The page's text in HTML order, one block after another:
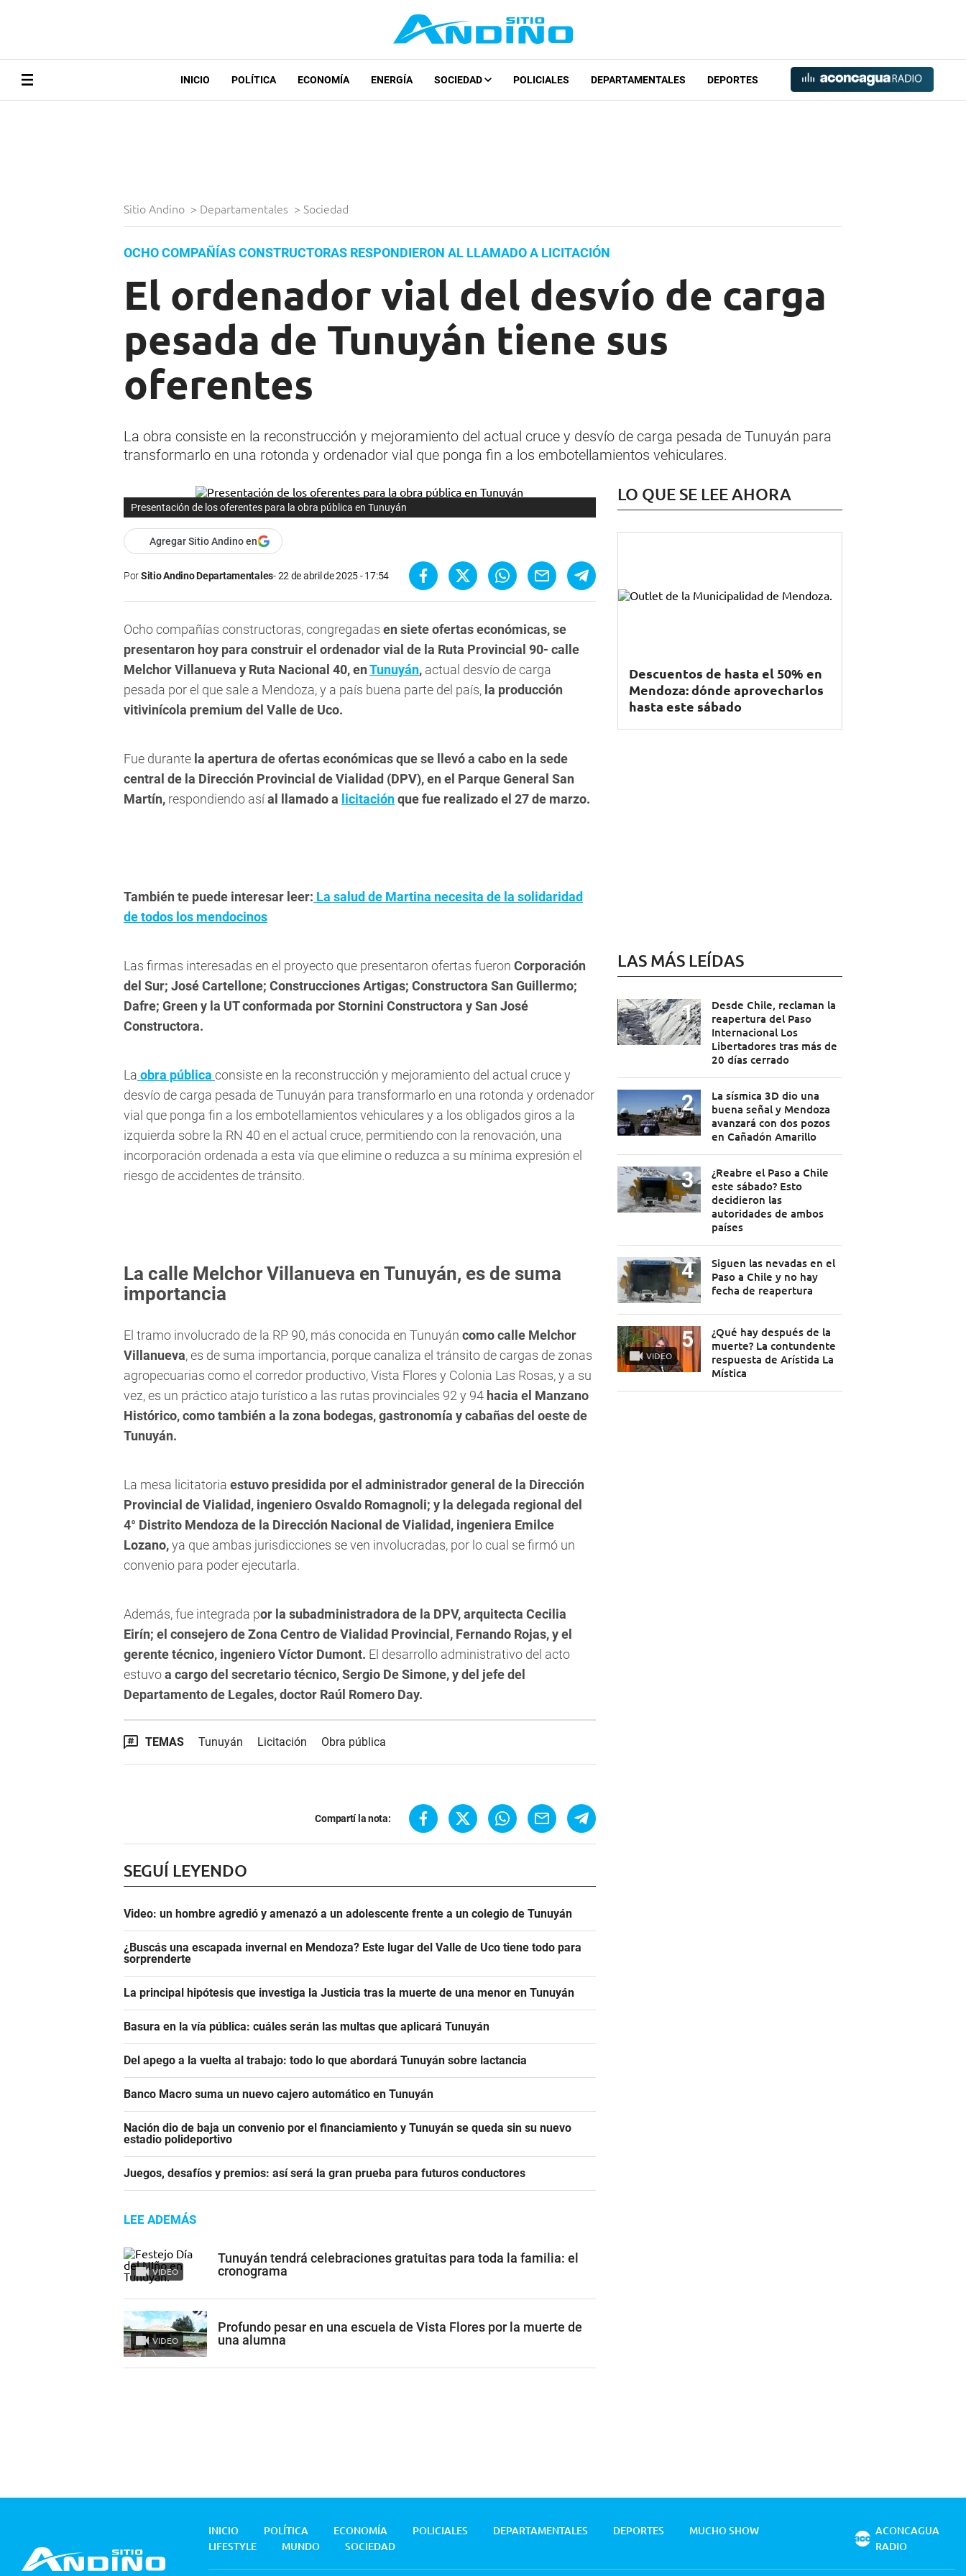
INICIO POLÍTICA ECONOMÍA ENERGÍA SOCIEDAD POLICIALES DEPARTAMENTALES DEPORTES
Sitio Andino > Departamentales > Sociedad
OCHO COMPAÑÍAS CONSTRUCTORAS RESPONDIERON AL LLAMADO A LICITACIÓN
El ordenador vial del desvío de carga
pesada de Tunuyán tiene sus
oferentes
La obra consiste en la reconstrucción y mejoramiento del actual cruce y desvío de carga pesada de Tunuyán para
transformarlo en una rotonda y ordenador vial que ponga fin a los embotellamientos vehiculares.
Presentación de los oferentes para la obra pública en Tunuyán
Agregar Sitio Andino en
PorSitio Andino Departamentales 22 de abril de 2025 - 17:54
Ocho compañías constructoras, congregadas en siete ofertas económicas, se
presentaron hoy para construir el ordenador vial de la Ruta Provincial 90- calle
Melchor Villanueva y Ruta Nacional 40, enTunuyán, actual desvío de carga
pesada por el que sale a Mendoza, y a país buena parte del país, la producción
vitivinícola premium del Valle de Uco.
Fue durante la apertura de ofertas económicas que se llevó a cabo en la sede
central de la Dirección Provincial de Vialidad (DPV), en el Parque General San
Martín, respondiendo asíal llamado a licitaciónque fue realizado el 27 de marzo.
También te puede interesar leer: La salud de Martina necesita de la solidaridad
de todos los mendocinos
Las firmas interesadas en el proyecto que presentaron ofertas fueron Corporación
del Sur; José Cartellone; Construcciones Artigas; Constructora San Guillermo;
Dafre; Green y la UT conformada por Stornini Constructora y San José
Constructora.
La obra pública consiste en la reconstrucción y mejoramiento del actual cruce y
desvío de carga pesada de Tunuyán para transformarlo en una rotonda y ordenador
vial que ponga fin a los embotellamientos vehiculares y a los obligados giros a la
izquierda sobre la RN 40 en el actual cruce, permitiendo con la renovación, una
incorporación ordenada a esta vía que elimine o reduzca a su mínima expresión el
riesgo de accidentes de tránsito.
La calle Melchor Villanueva en Tunuyán, es de suma
importancia
El tramo involucrado de la RP 90, más conocida en Tunuyán como calle Melchor
Villanueva, es de suma importancia, porque canaliza el tránsito de cargas de zonas
agropecuarias como el corredor productivo, Vista Flores y Colonia Las Rosas, y a su
vez, es un práctico atajo turístico a las rutas provinciales 92 y 94 hacia el Manzano
Histórico, como también a la zona bodegas, gastronomía y cabañas del oeste de
Tunuyán.
La mesa licitatoria estuvo presidida por el administrador general de la Dirección
Provincial de Vialidad, ingeniero Osvaldo Romagnoli; y la delegada regional del
4° Distrito Mendoza de la Dirección Nacional de Vialidad, ingeniera Emilce
Lozano,ya que ambas jurisdicciones se ven involucradas, por lo cual se firmó un
convenio para poder ejecutarla.
Además, fue integrada por la subadministradora de la DPV, arquitecta Cecilia
Eirín; el consejero de Zona Centro de Vialidad Provincial, Fernando Rojas, y el
gerente técnico, ingeniero Víctor Dumont. El desarrollo administrativo del acto
estuvoa cargo del secretario técnico, Sergio De Simone, y del jefe del
Departamento de Legales, doctor Raúl Romero Day.
TEMAS Tunuyán Licitación Obra pública
Compartí la nota:
SEGUÍ LEYENDO
Video: un hombre agredió y amenazó a un adolescente frente a un colegio de Tunuyán
¿Buscás una escapada invernal en Mendoza? Este lugar del Valle de Uco tiene todo para
sorprenderte
La principal hipótesis que investiga la Justicia tras la muerte de una menor en Tunuyán
Basura en la vía pública: cuáles serán las multas que aplicará Tunuyán
Del apego a la vuelta al trabajo: todo lo que abordará Tunuyán sobre lactancia
Banco Macro suma un nuevo cajero automático en Tunuyán
Nación dio de baja un convenio por el financiamiento y Tunuyán se queda sin su nuevo
estadio polideportivo
Juegos, desafíos y premios: así será la gran prueba para futuros conductores
LEE ADEMÁS
VIDEO
Tunuyán tendrá celebraciones gratuitas para toda la familia: el
cronograma
VIDEO
Profundo pesar en una escuela de Vista Flores por la muerte de
una alumna
LO QUE SE LEE AHORA
Descuentos de hasta el 50% en
Mendoza: dónde aprovecharlos
hasta este sábado
LAS MÁS LEÍDAS
Desde Chile, reclaman la
reapertura del Paso
Internacional Los
Libertadores tras más de
20 días cerrado
La sísmica 3D dio una
buena señal y Mendoza
avanzará con dos pozos
en Cañadón Amarillo
¿Reabre el Paso a Chile
este sábado? Esto
decidieron las
autoridades de ambos
países
Siguen las nevadas en el
Paso a Chile y no hay
fecha de reapertura
VIDEO
¿Qué hay después de la
muerte? La contundente
respuesta de Arístida La
Mística
INICIO POLÍTICA ECONOMÍA POLICIALES DEPARTAMENTALES DEPORTES
MUCHO SHOW
LIFESTYLE
MUNDO SOCIEDAD
ACONCAGUA
RADIO